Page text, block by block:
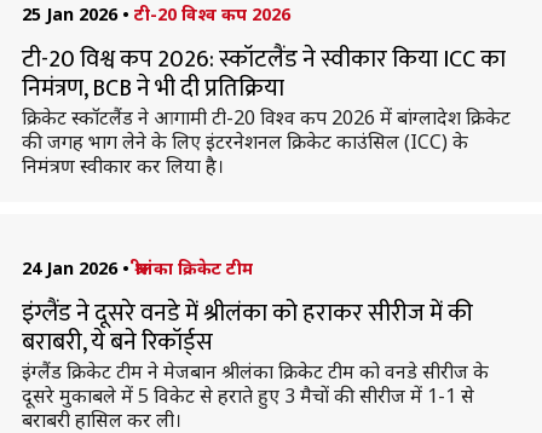
25 Jan 2026 • टी-20 विश्व कप 2026
टी-20 विश्व कप 2026: स्कॉटलैंड ने स्वीकार किया ICC का
निमंत्रण, BCB ने भी दी प्रतिक्रिया
क्रिकेट स्कॉटलैंड ने आगामी टी-20 विश्व कप 2026 में बांग्लादेश क्रिकेट
की जगह भाग लेने के लिए इंटरनेशनल क्रिकेट काउंसिल (ICC) के
निमंत्रण स्वीकार कर लिया है।
24 Jan 2026 • श्रीलंका क्रिकेट टीम
इंग्लैंड ने दूसरे वनडे में श्रीलंका को हराकर सीरीज में की
बराबरी, ये बने रिकॉर्ड्स
इंग्लैंड क्रिकेट टीम ने मेजबान श्रीलंका क्रिकेट टीम को वनडे सीरीज के
दूसरे मुकाबले में 5 विकेट से हराते हुए 3 मैचों की सीरीज में 1-1 से
बराबरी हासिल कर ली।